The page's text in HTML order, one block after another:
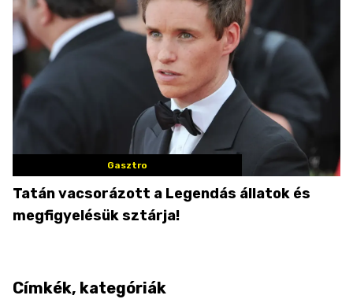
Gasztro
Tatán vacsorázott a Legendás állatok és
megfigyelésük sztárja!
Címkék, kategóriák